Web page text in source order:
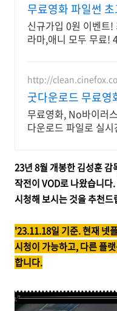
무료영화 파일썬
시간 보기!
신규가입 0원 이벤트!
라마,애니 모두 무료!
http://
굿다운로드 무료영
최대3만원+10%추
무료영화, No바이러
다운로드 파일로 실시
23년 8월 개봉한김성훈 감
작전이 VOD로 나왔습니다
시청해 보시는 것을 추천드
'23.11.18일 기준. 현재 넷
시청이 가능하고, 다른 플
합니다.